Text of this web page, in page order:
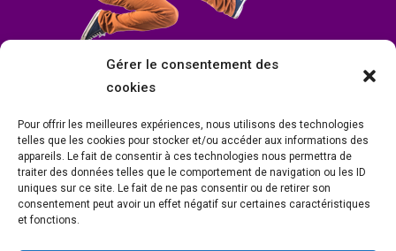
Gérer le consentement des
cookies
Pour offrir les meilleures expériences, nous utilisons des technologies
telles que les cookies pour stocker et/ou accéder aux informations des
appareils. Le fait de consentir à ces technologies nous permettra de
traiter des données telles que le comportement de navigation ou les ID
uniques sur ce site. Le fait de ne pas consentir ou de retirer son
consentement peut avoir un effet négatif sur certaines caractéristiques
et fonctions.